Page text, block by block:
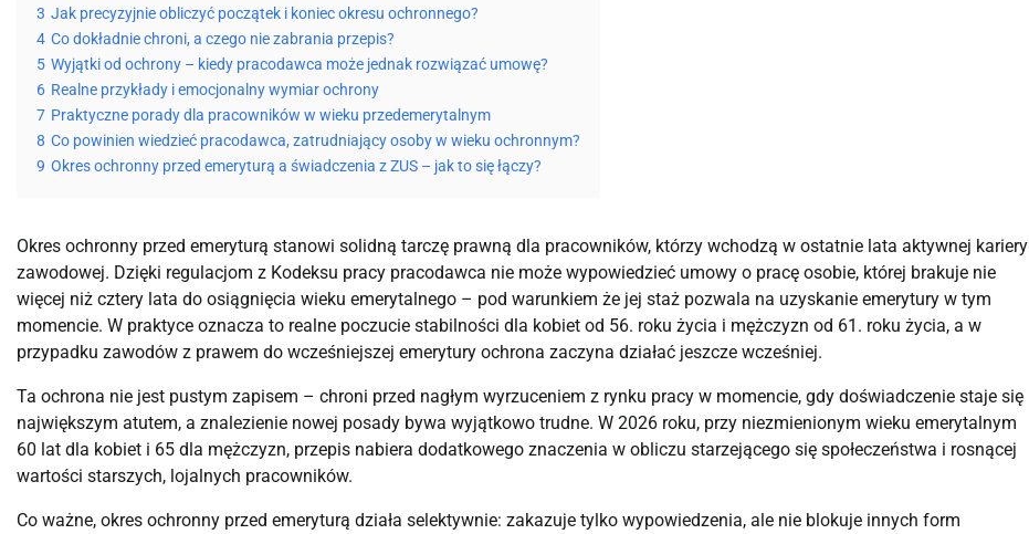
3 Jak precyzyjnie obliczyć początek i koniec okresu ochronnego?
4 Co dokładnie chroni, a czego nie zabrania przepis?
5 Wyjątki od ochrony – kiedy pracodawca może jednak rozwiązać umowę?
6 Realne przykłady i emocjonalny wymiar ochrony
7 Praktyczne porady dla pracowników w wieku przedemerytalnym
8 Co powinien wiedzieć pracodawca, zatrudniający osoby w wieku ochronnym?
9 Okres ochronny przed emeryturą a świadczenia z ZUS – jak to się łączy?
Okres ochronny przed emeryturą stanowi solidną tarczę prawną dla pracowników, którzy wchodzą w ostatnie lata aktywnej kariery
zawodowej. Dzięki regulacjom z Kodeksu pracy pracodawca nie może wypowiedzieć umowy o pracę osobie, której brakuje nie
więcej niż cztery lata do osiągnięcia wieku emerytalnego – pod warunkiem że jej staż pozwala na uzyskanie emerytury w tym
momencie. W praktyce oznacza to realne poczucie stabilności dla kobiet od 56. roku życia i mężczyzn od 61. roku życia, a w
przypadku zawodów z prawem do wcześniejszej emerytury ochrona zaczyna działać jeszcze wcześniej.
Ta ochrona nie jest pustym zapisem – chroni przed nagłym wyrzuceniem z rynku pracy w momencie, gdy doświadczenie staje się
największym atutem, a znalezienie nowej posady bywa wyjątkowo trudne. W 2026 roku, przy niezmienionym wieku emerytalnym
60 lat dla kobiet i 65 dla mężczyzn, przepis nabiera dodatkowego znaczenia w obliczu starzejącego się społeczeństwa i rosnącej
wartości starszych, lojalnych pracowników.
Co ważne, okres ochronny przed emeryturą działa selektywnie: zakazuje tylko wypowiedzenia, ale nie blokuje innych form